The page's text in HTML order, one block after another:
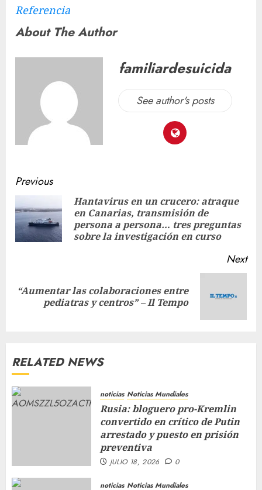
Referencia
About The Author
familiardesuicida
See author's posts
Previous
Hantavirus en un crucero: atraque
en Canarias, transmisión de
persona a persona… tres preguntas
sobre la investigación en curso
Next
“Aumentar las colaboraciones entre
pediatras y centros” – Il Tempo
RELATED NEWS
noticias Noticias Mundiales
Rusia: bloguero pro-Kremlin
convertido en crítico de Putin
arrestado y puesto en prisión
preventiva
JULIO 18, 2026 0
noticias Noticias Mundiales